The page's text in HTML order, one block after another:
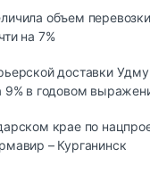
объем
на 7%
доставки
9% в годовом
крае по
– Курганинск